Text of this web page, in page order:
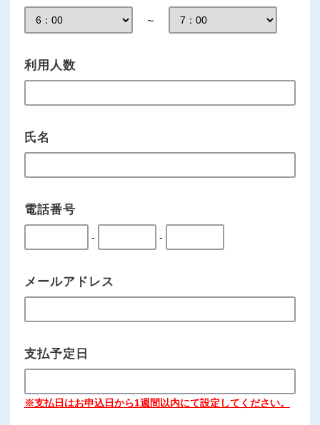
～
利用人数
氏名
電話番号
- -
メールアドレス
支払予定日
※支払日はお申込日から1週間以内にて設定してください。